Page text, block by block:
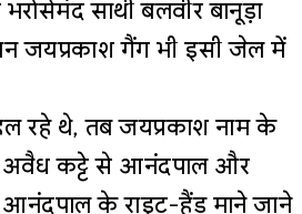
साथी बलवीर बानूड़ा
जयप्रकाश गैंग भी इसी जेल में
रहे थे, तब जयप्रकाश नाम के
अवैध कट्टे से आनंदपाल और
आनंदपाल के राइट-हैंड माने जाने